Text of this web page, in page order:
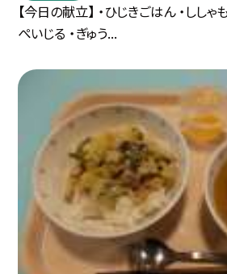
【今日の献立】 ・ひじきごはん ・しし
ぺいじる ・ぎゅう...